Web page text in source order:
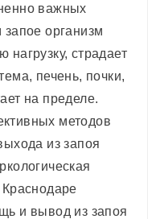
важных
организм
нагрузку, страдает
печень, почки,
на пределе.
методов
из запоя
и вывод из запоя